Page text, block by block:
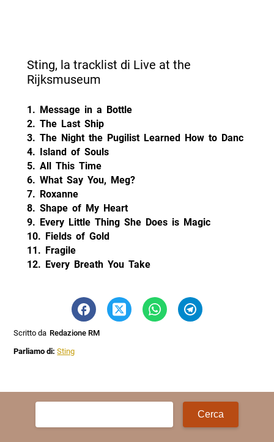
Sting, la tracklist di Live at the
Rijksmuseum
1. Message in a Bottle
2. The Last Ship
3. The Night the Pugilist Learned How to Danc
4. Island of Souls
5. All This Time
6. What Say You, Meg?
7. Roxanne
8. Shape of My Heart
9. Every Little Thing She Does is Magic
10. Fields of Gold
11. Fragile
12. Every Breath You Take
Scritto da Redazione RM
Parliamo di:Sting
Ricerca